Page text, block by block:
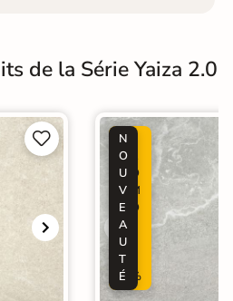
de la Série Yaiza 2.0


R
O
M
O
%
N
O
U
V
E
A
U
T
É